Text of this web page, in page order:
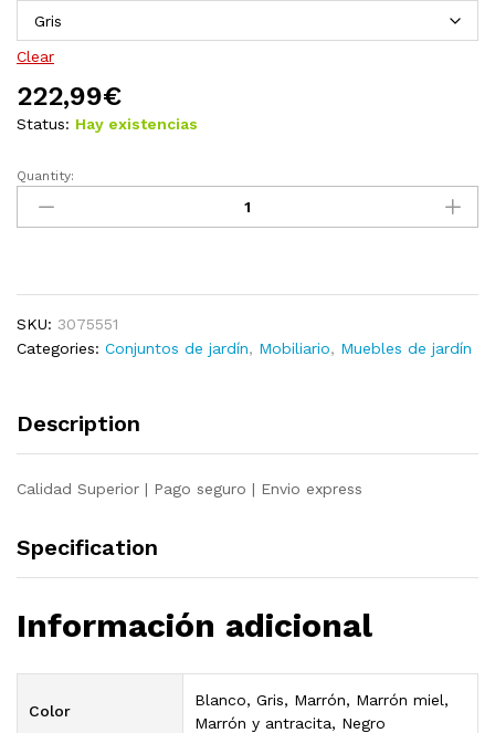
Clear
222,99€
Status: Hay existencias
Juego
salón
piezas
madera
pino
Quantity:
SKU: 3075551
Categories: Conjuntos de jardín, Mobiliario, Muebles de jardín
Description
Calidad Superior | Pago seguro | Envio express
Specification
Información adicional
Color
Blanco, Gris, Marrón, Marrón miel,
Marrón y antracita, Negro